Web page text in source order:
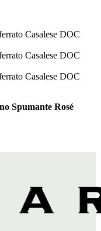
Casalese DOC
Casalese DOC
Casalese DOC
Spumante Rosé